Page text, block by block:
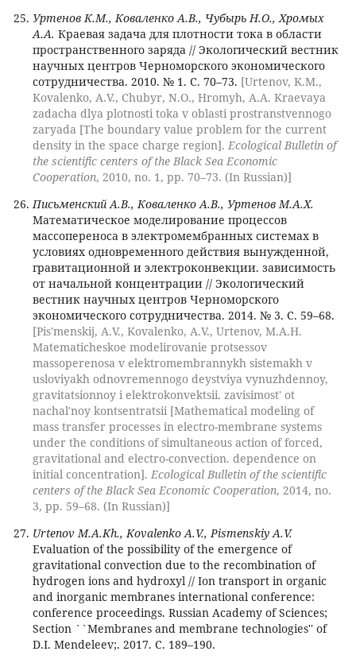
Уртенов К.М., Коваленко А.В., Чубырь Н.О., Хромых
А.А. Краевая задача для плотности тока в области
пространственного заряда // Экологический вестник
научных центров Черноморского экономического
сотрудничества. 2010. № 1. С. 70–73. [Urtenov, K.M.,
Kovalenko, A.V., Chubyr, N.O., Hromyh, A.A. Kraevaya
zadacha dlya plotnosti toka v oblasti prostranstvennogo
zaryada [The boundary value problem for the current
density in the space charge region]. Ecological Bulletin of
the scientific centers of the Black Sea Economic
Cooperation, 2010, no. 1, pp. 70–73. (In Russian)]
Письменский А.В., Коваленко А.В., Уртенов М.А.Х.
Математическое моделирование процессов
массопереноса в электромембранных системах в
условиях одновременного действия вынужденной,
гравитационной и электроконвекции. зависимость
от начальной концентрации // Экологический
вестник научных центров Черноморского
экономического сотрудничества. 2014. № 3. С. 59–68.
[Pis'menskij, A.V., Kovalenko, A.V., Urtenov, M.A.H.
Matematicheskoe modelirovanie protsessov
massoperenosa v elektromembrannykh sistemakh v
usloviyakh odnovremennogo deystviya vynuzhdennoy,
gravitatsionnoy i elektrokonvektsii. zavisimost' ot
nachal'noy kontsentratsii [Mathematical modeling of
mass transfer processes in electro-membrane systems
under the conditions of simultaneous action of forced,
gravitational and electro-convection. dependence on
initial concentration]. Ecological Bulletin of the scientific
centers of the Black Sea Economic Cooperation, 2014, no.
3, pp. 59–68. (In Russian)]
Urtenov M.A.Kh., Kovalenko A.V., Pismenskiy A.V.
Evaluation of the possibility of the emergence of
gravitational convection due to the recombination of
hydrogen ions and hydroxyl // Ion transport in organic
and inorganic membranes international conference:
conference proceedings. Russian Academy of Sciences;
Section ``Membranes and membrane technologies'' of
D.I. Mendeleev;. 2017. С. 189–190.